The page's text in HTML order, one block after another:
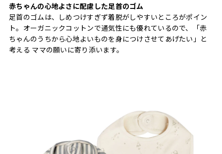
赤ちゃんの心地よさに配慮した足首のゴム
足首のゴムは、しめつけすぎず着脱がしやすいところがポイン
ト。オーガニックコットンで通気性にも優れているので、「赤
ちゃんのうちから心地よいものを身につけさせてあげたい」と
考える ママの願いに寄り添います。